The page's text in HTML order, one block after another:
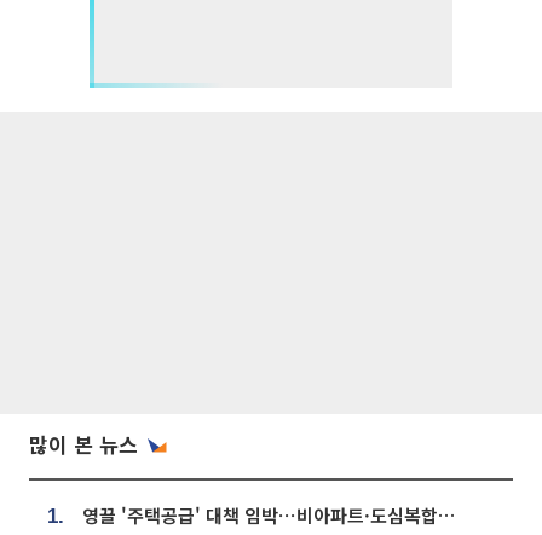
많이 본 뉴스
1. 영끌 '주택공급' 대책 임박⋯비아파트·도심복합까지 총동원